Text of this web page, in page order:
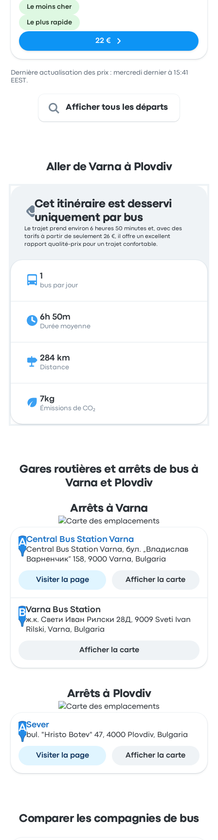
Le moins cher
Le plus rapide
22 €
Dernière actualisation des prix : mercredi dernier à 15:41
EEST.
Afficher tous les départs
Aller de Varna à Plovdiv
Cet itinéraire est desservi
uniquement par bus
Le trajet prend environ 6 heures 50 minutes et, avec des
tarifs à partir de seulement 26 €, il offre un excellent
rapport qualité-prix pour un trajet confortable.
1
bus par jour
6h 50m
Durée moyenne
284 km
Distance
7kg
Émissions de CO₂
Gares routières et arrêts de bus à
Varna et Plovdiv
Arrêts à Varna
ACentral Bus Station Varna
Central Bus Station Varna, бул. „Владислав
Варненчик“ 158, 9000 Varna, Bulgaria
Visiter la page Afficher la carte
BVarna Bus Station
ж.к. Свети Иван Рилски 28Д, 9009 Sveti Ivan
Rilski, Varna, Bulgaria
Afficher la carte
Arrêts à Plovdiv
ASever
bul. "Hristo Botev" 47, 4000 Plovdiv, Bulgaria
Visiter la page Afficher la carte
Comparer les compagnies de bus